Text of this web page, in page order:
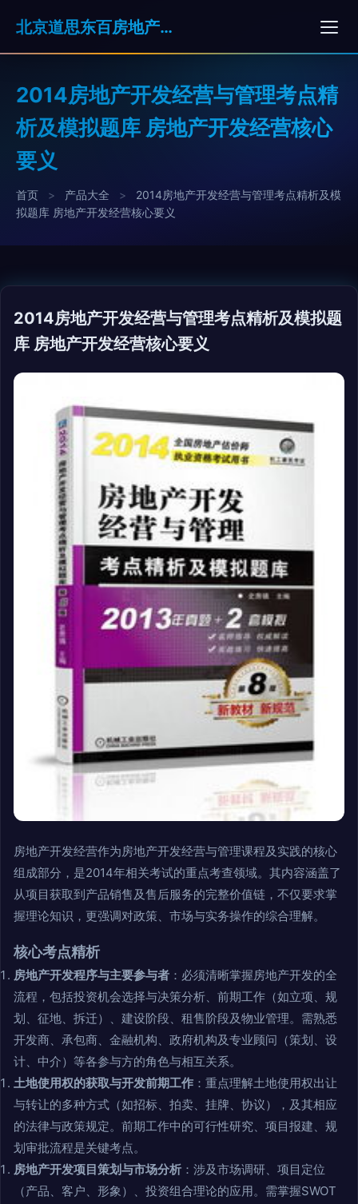
北京道思东百房地产经纪有限公司
2014房地产开发经营与管理考点精
析及模拟题库 房地产开发经营核心
要义
首页 > 产品大全 >
2014房地产开发经营与管理考点精析及模
拟题库 房地产开发经营核心要义
2014房地产开发经营与管理考点精析及模拟题
库 房地产开发经营核心要义
房地产开发经营作为房地产开发经营与管理课程及实践的核心
组成部分，是2014年相关考试的重点考查领域。其内容涵盖了
从项目获取到产品销售及售后服务的完整价值链，不仅要求掌
握理论知识，更强调对政策、市场与实务操作的综合理解。
核心考点精析
房地产开发程序与主要参与者 ：必须清晰掌握房地产开发的全
流程，包括投资机会选择与决策分析、前期工作（如立项、规
划、征地、拆迁）、建设阶段、租售阶段及物业管理。需熟悉
开发商、承包商、金融机构、政府机构及专业顾问（策划、设
计、中介）等各参与方的角色与相互关系。
土地使用权的获取与开发前期工作 ：重点理解土地使用权出让
与转让的多种方式（如招标、拍卖、挂牌、协议），及其相应
的法律与政策规定。前期工作中的可行性研究、项目报建、规
划审批流程是关键考点。
房地产开发项目策划与市场分析 ：涉及市场调研、项目定位
（产品、客户、形象）、投资组合理论的应用。需掌握SWOT